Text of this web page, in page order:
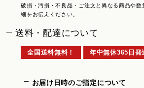
破損・汚損・不良品・ご注文と異なる商品や数
細をお伝えください。
送料・配達について
全国送料無料！ 年中無休365日発
お届け日時のご指定について